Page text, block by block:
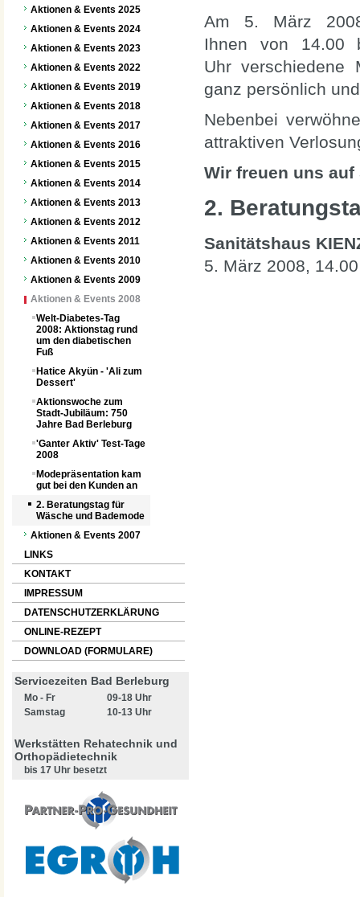
Am 5. März
Ihnen von 14.00
Uhr verschiedene
ganz persönlich
Nebenbei
attraktiven
Wir freuen uns auf
2.
Sanitätshaus
5. März 2008,
Aktionen & Events 2025
Aktionen & Events 2024
Aktionen & Events 2023
Aktionen & Events 2022
Aktionen & Events 2019
Aktionen & Events 2018
Aktionen & Events 2017
Aktionen & Events 2016
Aktionen & Events 2015
Aktionen & Events 2014
Aktionen & Events 2013
Aktionen & Events 2012
Aktionen & Events 2011
Aktionen & Events 2010
Aktionen & Events 2009
Aktionen & Events 2008
Welt-Diabetes-Tag
2008: Aktionstag rund
um den diabetischen
Fuß
Hatice Akyün - 'Ali zum
Dessert'
Aktionswoche zum
Stadt-Jubiläum: 750
Jahre Bad Berleburg
'Ganter Aktiv' Test-Tage
2008
Modepräsentation kam
gut bei den Kunden an
2. Beratungstag für
Wäsche und Bademode
Aktionen & Events 2007
LINKS
KONTAKT
IMPRESSUM
DATENSCHUTZERKLÄRUNG
ONLINE-REZEPT
DOWNLOAD (FORMULARE)
Servicezeiten Bad Berleburg
Mo - Fr
Samstag
09-18 Uhr
10-13 Uhr
Werkstätten Rehatechnik und
Orthopädietechnik
bis 17 Uhr besetzt